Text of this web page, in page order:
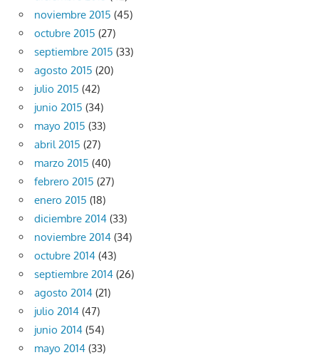
noviembre 2015 (45)
octubre 2015 (27)
septiembre 2015 (33)
agosto 2015 (20)
julio 2015 (42)
junio 2015 (34)
mayo 2015 (33)
abril 2015 (27)
marzo 2015 (40)
febrero 2015 (27)
enero 2015 (18)
diciembre 2014 (33)
noviembre 2014 (34)
octubre 2014 (43)
septiembre 2014 (26)
agosto 2014 (21)
julio 2014 (47)
junio 2014 (54)
mayo 2014 (33)